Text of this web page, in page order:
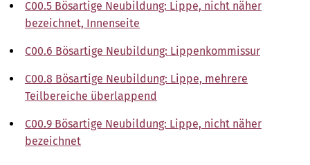
C00.5 Bösartige Neubildung: Lippe, nicht näher
bezeichnet, Innenseite
C00.6 Bösartige Neubildung: Lippenkommissur
C00.8 Bösartige Neubildung: Lippe, mehrere
Teilbereiche überlappend
C00.9 Bösartige Neubildung: Lippe, nicht näher
bezeichnet